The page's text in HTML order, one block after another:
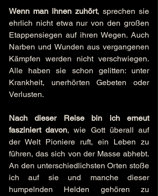
Wenn man ihnen zuhört, sprechen sie
ehrlich nicht etwa nur von den großen
Etappensiegen auf ihren Wegen. Auch
Narben und Wunden aus vergangenen
Kämpfen werden nicht verschwiegen.
Alle haben sie schon gelitten: unter
Krankheit, unerhörten Gebeten oder
Verlusten.
Nach dieser Reise bin ich erneut
fasziniert davon, wie Gott überall auf
der Welt Pioniere ruft, ein Leben zu
führen, das sich von der Masse abhebt.
An den unterschiedlichsten Orten stoße
ich auf sie und manche dieser
humpelnden Helden gehören zu